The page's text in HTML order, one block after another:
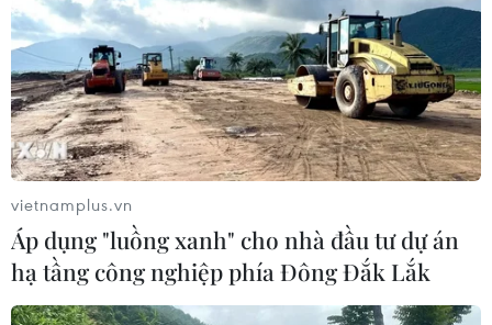
Dắt chó đi dạo không đúng quy
định, bị phạt đến 2 triệu đồng?
08/08/2026 04:16
Bảo đảm quốc phòng, an ninh quốc
gia song không cản trở hoạt động
dân sự
08/08/2026 04:14
vietnamplus.vn
Áp dụng "luồng xanh" cho nhà đầu tư dự án
hạ tầng công nghiệp phía Đông Đắk Lắk